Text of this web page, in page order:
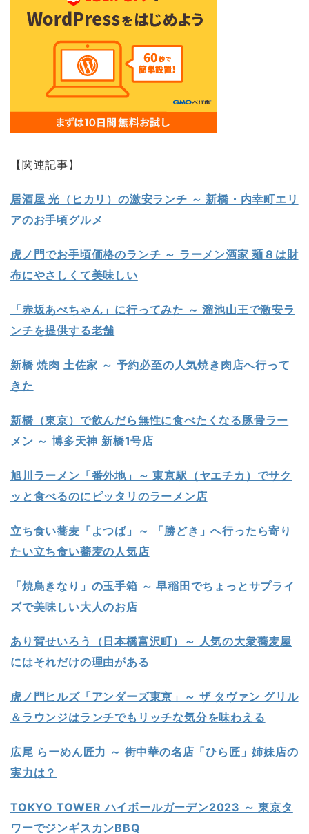
【関連記事】
居酒屋 光（ヒカリ）の激安ランチ ～ 新橋・内幸町エリ
アのお手頃グルメ
虎ノ門でお手頃価格のランチ ～ ラーメン酒家 麺８は財
布にやさしくて美味しい
「赤坂あべちゃん」に行ってみた ～ 溜池山王で激安ラ
ンチを提供する老舗
新橋 焼肉 土佐家 ～ 予約必至の人気焼き肉店へ行って
きた
新橋（東京）で飲んだら無性に食べたくなる豚骨ラー
メン ～ 博多天神 新橋1号店
旭川ラーメン「番外地」～ 東京駅（ヤエチカ）でサク
ッと食べるのにピッタリのラーメン店
立ち食い蕎麦「よつば」～ 「勝どき」へ行ったら寄り
たい立ち食い蕎麦の人気店
「焼鳥きなり」の玉手箱 ～ 早稲田でちょっとサプライ
ズで美味しい大人のお店
あり賀せいろう（日本橋富沢町）～ 人気の大衆蕎麦屋
にはそれだけの理由がある
虎ノ門ヒルズ「アンダーズ東京」～ ザ タヴァン グリル
＆ラウンジはランチでもリッチな気分を味わえる
広尾 らーめん匠力 ～ 街中華の名店「ひら匠」姉妹店の
実力は？
TOKYO TOWER ハイボールガーデン2023 ～ 東京タ
ワーでジンギスカンBBQ